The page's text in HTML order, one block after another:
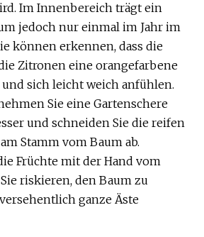
Im Innenbereich trägt ein
jedoch nur einmal im Jahr im
können erkennen, dass die
Zitronen eine orangefarbene
sich leicht weich anfühlen.
Sie eine Gartenschere
und schneiden Sie die reifen
Stamm vom Baum ab.
Früchte mit der Hand vom
riskieren, den Baum zu
ganze Äste